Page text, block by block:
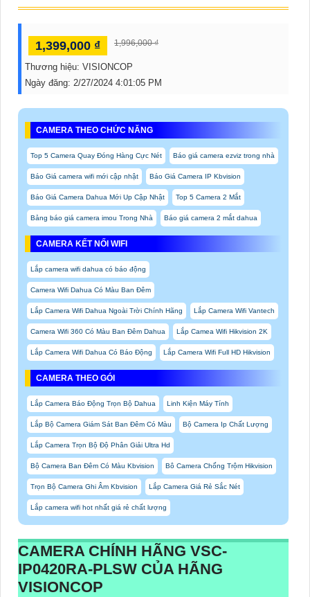
1,399,000 ₫ 1,996,000 ₫
Thương hiệu: VISIONCOP
Ngày đăng: 2/27/2024 4:01:05 PM
CAMERA THEO CHỨC NĂNG
Top 5 Camera Quay Đóng Hàng Cực Nét Báo giá camera ezviz trong nhà
Báo Giá camera wifi mới cập nhật Báo Giá Camera IP Kbvision
Báo Giá Camera Dahua Mới Up Cập Nhật Top 5 Camera 2 Mắt
Bảng báo giá camera imou Trong Nhà Báo giá camera 2 mắt dahua
CAMERA KẾT NỐI WIFI
Lắp camera wifi dahua có báo động
Camera Wifi Dahua Có Màu Ban Đêm
Lắp Camera Wifi Dahua Ngoài Trời Chính Hãng Lắp Camera Wifi Vantech
Camera Wifi 360 Có Màu Ban Đêm Dahua Lắp Camea Wifi Hikvision 2K
Lắp Camera Wifi Dahua Có Báo Động Lắp Camera Wifi Full HD Hikvision
CAMERA THEO GÓI
Lắp Camera Báo Động Trọn Bộ Dahua Linh Kiện Máy Tính
Lắp Bộ Camera Giám Sát Ban Đêm Có Màu Bộ Camera Ip Chất Lượng
Lắp Camera Trọn Bộ Độ Phân Giải Ultra Hd
Bộ Camera Ban Đêm Có Màu Kbvision Bô Camera Chống Trộm Hikvision
Trọn Bộ Camera Ghi Âm Kbvision Lắp Camera Giá Rẻ Sắc Nét
Lắp camera wifi hot nhất giá rẻ chất lượng
CAMERA CHÍNH HÃNG VSC-
IP0420RA-PLSW CỦA HÃNG
VISIONCOP